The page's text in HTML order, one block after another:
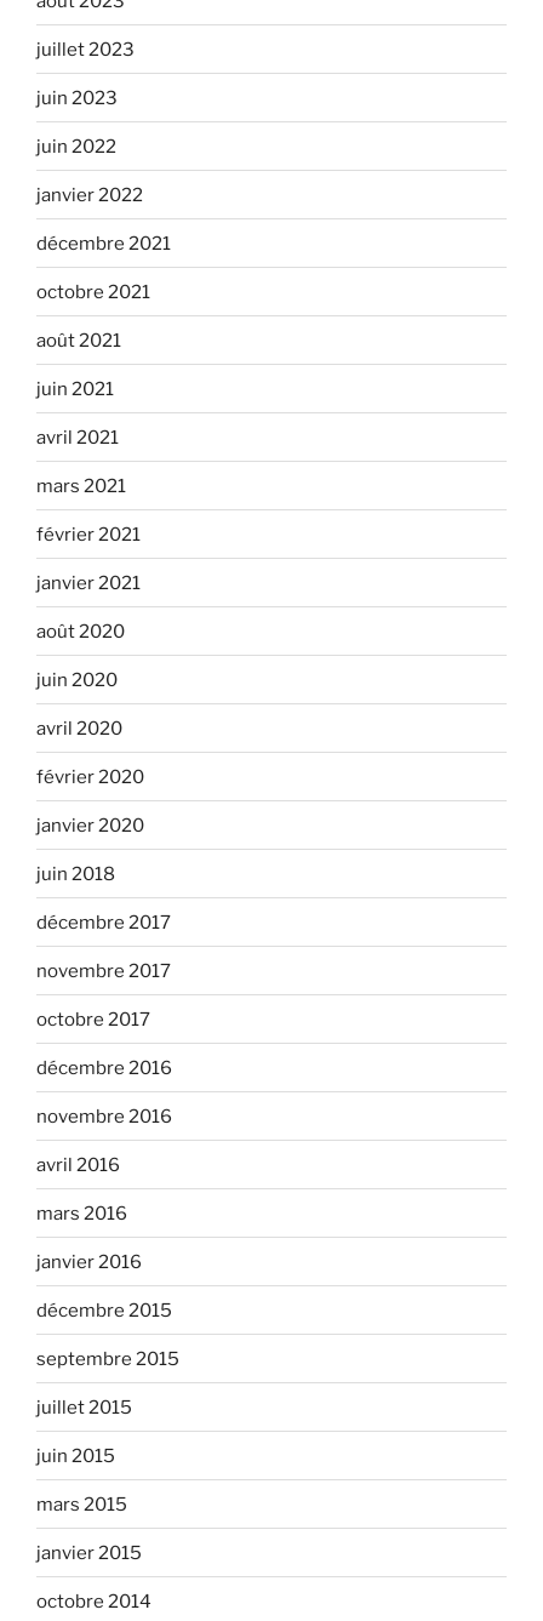
juillet 2023
juin 2023
juin 2022
janvier 2022
décembre 2021
octobre 2021
août 2021
juin 2021
avril 2021
mars 2021
février 2021
janvier 2021
août 2020
juin 2020
avril 2020
février 2020
janvier 2020
juin 2018
décembre 2017
novembre 2017
octobre 2017
décembre 2016
novembre 2016
avril 2016
mars 2016
janvier 2016
décembre 2015
septembre 2015
juillet 2015
juin 2015
mars 2015
janvier 2015
octobre 2014